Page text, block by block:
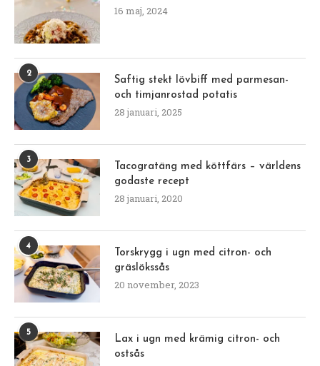
16 maj, 2024
2
Saftig stekt lövbiff med parmesan-
och timjanrostad potatis
28 januari, 2025
3
Tacogratäng med köttfärs – världens
godaste recept
28 januari, 2020
4
Torskrygg i ugn med citron- och
gräslökssås
20 november, 2023
5
Lax i ugn med krämig citron- och
ostsås